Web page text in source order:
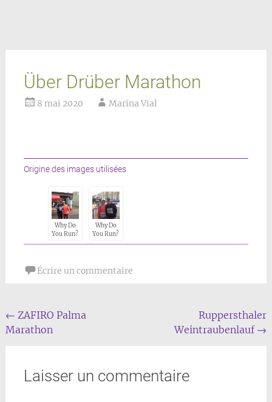
Über Drüber Marathon
8 mai 2020 Marina Vial
Origine des images utilisées
Why Do
You Run?
Why Do
You Run?
Écrire un commentaire
Navigation
de
← ZAFIRO Palma
Marathon
Ruppersthaler
Weintraubenlauf →
Laisser un commentaire